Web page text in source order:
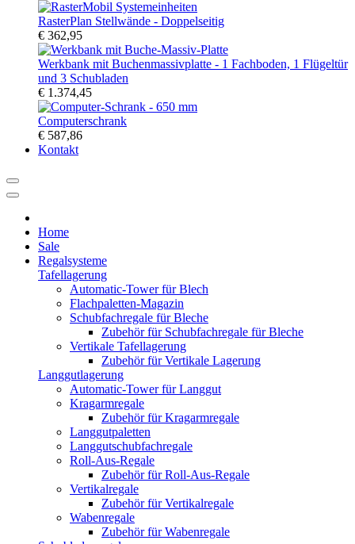
RasterPlan Stellwände - Doppelseitig
€ 362,95
Werkbank mit Buchenmassivplatte - 1 Fachboden, 1 Flügeltür
und 3 Schubladen
€ 1.374,45
Computerschrank
€ 587,86
Kontakt
Home
Sale
Regalsysteme
Tafellagerung
Automatic-Tower für Blech
Flachpaletten-Magazin
Schubfachregale für Bleche
Zubehör für Schubfachregale für Bleche
Vertikale Tafellagerung
Zubehör für Vertikale Lagerung
Langgutlagerung
Automatic-Tower für Langgut
Kragarmregale
Zubehör für Kragarmregale
Langgutpaletten
Langgutschubfachregale
Roll-Aus-Regale
Zubehör für Roll-Aus-Regale
Vertikalregale
Zubehör für Vertikalregale
Wabenregale
Zubehör für Wabenregale